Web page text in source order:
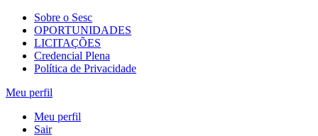
Sobre o Sesc
OPORTUNIDADES
LICITAÇÕES
Credencial Plena
Política de Privacidade
Meu perfil
Meu perfil
Sair